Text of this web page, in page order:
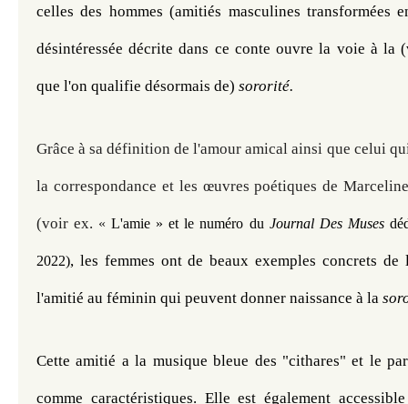
celles des hommes (amitiés masculines transformées
désintéressée décrite dans ce conte ouvre la voie à la
que l'on qualifie désormais de) sororité.
Grâce à sa définition de l'amour amical ainsi que celui
la correspondance et les œuvres poétiques de
(voir ex. «L'amie » et le numéro du Journal Des Muses
2022), les femmes ont de beaux exemples concrets de
l'amitié au féminin qui peuvent donner naissance à la
Cette amitié a la musique bleue des "cithares" et le
comme caractéristiques. Elle est également